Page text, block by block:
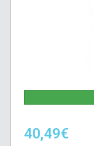
40,49€